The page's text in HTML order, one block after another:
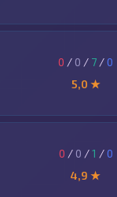
0 / 0 / 7 /0
5,0 ★
0 / 0 /1 /0
4,9 ★